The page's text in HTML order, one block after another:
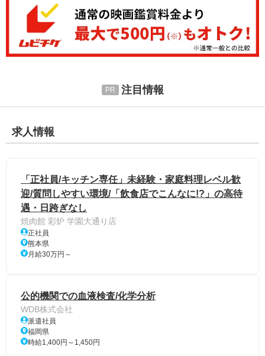
注目情報
求人情報
「正社員/キッチン専任」未経験・家庭料理レベル歓
迎/質問しやすい環境/「飲食店でこんなに!?」の高待
遇・日跨ぎなし
焼肉館 彩炉 学園大通り店
正社員
熊本県
月給30万円～
公的機関での血液検査/化学分析
WDB株式会社
派遣社員
福岡県
時給1,400円～1,450円